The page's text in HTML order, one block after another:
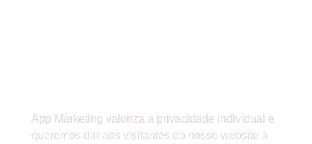
App Marketing valoriza a privacidade individual e
queremos dar aos visitantes do nosso website a